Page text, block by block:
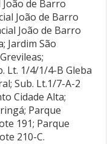
de Barro
João de Barro
João de Barro
Jardim São
Lt. 1/4/1/4-B Gleba
Sub. Lt.1/7-A-2
Cidade Alta;
Parque
191; Parque
210-C.